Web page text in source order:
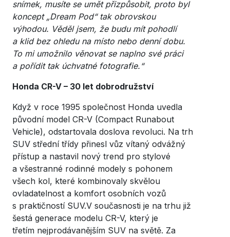
snímek, musíte se umět přizpůsobit, proto byl
koncept „Dream Pod“ tak obrovskou
výhodou. Věděl jsem, že budu mít pohodlí
a klid bez ohledu na místo nebo denní dobu.
To mi umožnilo věnovat se naplno své práci
a pořídit tak úchvatné fotografie.“
Honda CR-V – 30 let dobrodružství
Když v roce 1995 společnost Honda uvedla
původní model CR-V (Compact Runabout
Vehicle), odstartovala doslova revoluci. Na trh
SUV střední třídy přinesl vůz vítaný odvážný
přístup a nastavil nový trend pro stylové
a všestranné rodinné modely s pohonem
všech kol, které kombinovaly skvělou
ovladatelnost a komfort osobních vozů
s praktičností SUV.V současnosti je na trhu již
šestá generace modelu CR-V, který je
třetím nejprodávanějším SUV na světě. Za